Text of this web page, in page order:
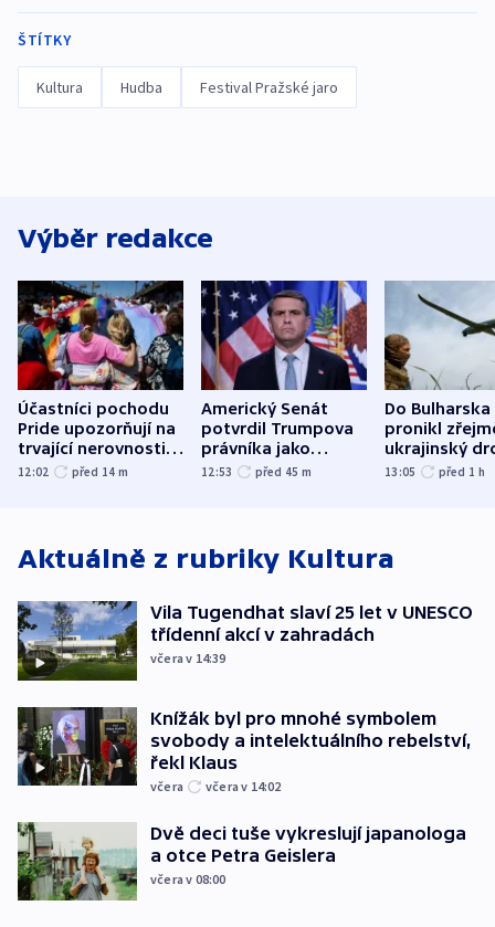
ŠTÍTKY
Kultura Hudba Festival Pražské jaro
Výběr redakce
Účastníci pochodu
Pride upozorňují na
trvající nerovnosti i
společenskou
12:02 před 14 m
Americký Senát
potvrdil Trumpova
právníka jako
ministra
12:53 před 45 m
Do Bulharska
pronikl
ukrajinský
explodoval
13:05 před 1 h
Aktuálně z rubriky Kultura
Vila Tugendhat slaví 25 let v UNESCO
třídenní akcí v zahradách
včera v 14:39
Knížák byl pro mnohé symbolem
svobody a intelektuálního rebelství,
řekl Klaus
včera včera v 14:02
Dvě deci tuše vykreslují japanologa
a otce Petra Geislera
včera v 08:00